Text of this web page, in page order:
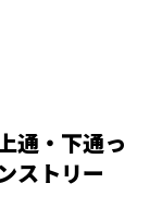
通・下通っ
ストリー